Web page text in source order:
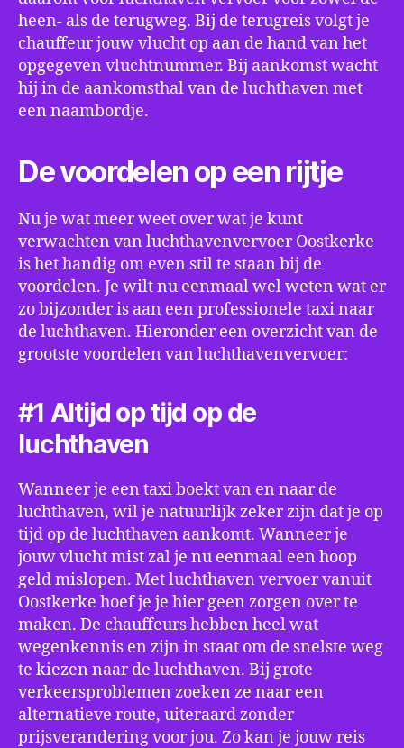
heen- als de terugweg. Bij de terugreis volgt je
chauffeur jouw vlucht op aan de hand van het
opgegeven vluchtnummer. Bij aankomst wacht
hij in de aankomsthal van de luchthaven met
een naambordje.
De voordelen op een rijtje
Nu je wat meer weet over wat je kunt
verwachten van luchthavenvervoer Oostkerke
is het handig om even stil te staan bij de
voordelen. Je wilt nu eenmaal wel weten wat er
zo bijzonder is aan een professionele taxi naar
de luchthaven. Hieronder een overzicht van de
grootste voordelen van luchthavenvervoer:
#1 Altijd op tijd op de
luchthaven
Wanneer je een taxi boekt van en naar de
luchthaven, wil je natuurlijk zeker zijn dat je op
tijd op de luchthaven aankomt. Wanneer je
jouw vlucht mist zal je nu eenmaal een hoop
geld mislopen. Met luchthaven vervoer vanuit
Oostkerke hoef je je hier geen zorgen over te
maken. De chauffeurs hebben heel wat
wegenkennis en zijn in staat om de snelste weg
te kiezen naar de luchthaven. Bij grote
verkeersproblemen zoeken ze naar een
alternatieve route, uiteraard zonder
prijsverandering voor jou. Zo kan je jouw reis